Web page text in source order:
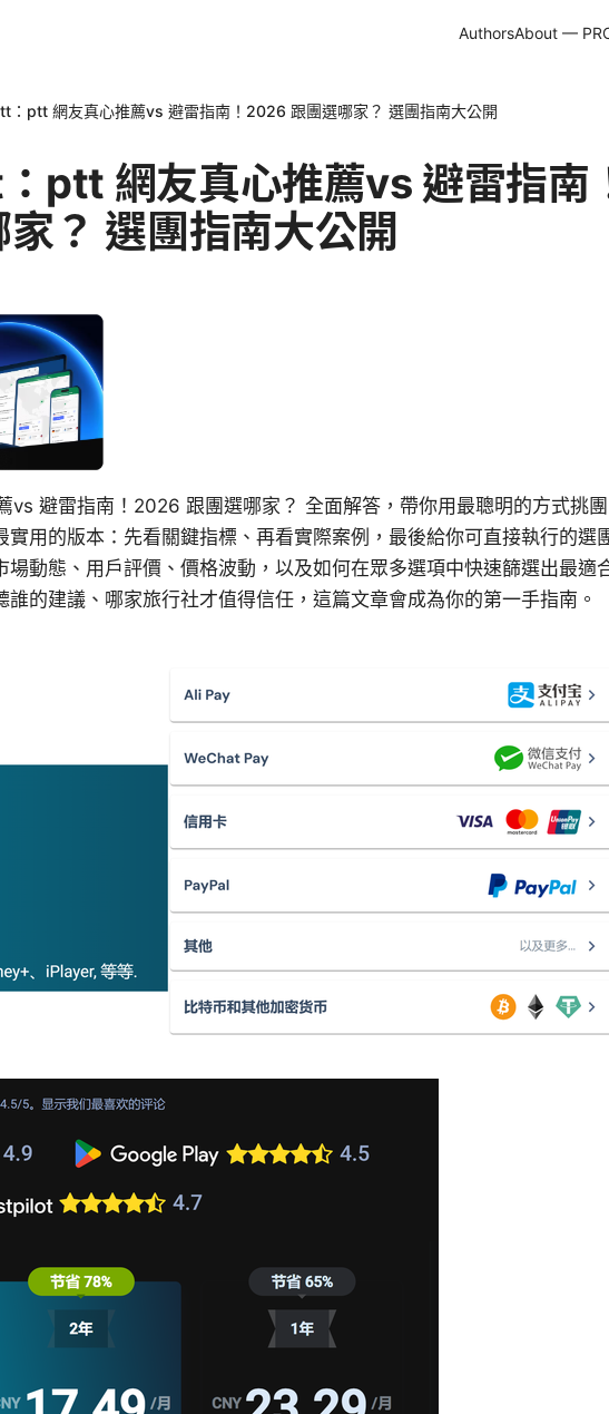
AuthorsAbout —
：ptt 網友真心推薦vs 避雷指南！2026 跟團選哪家？ 選團指南大公開
ptt 網友真心推薦vs 避雷指南
？ 選團指南大公開
避雷指南！2026 跟團選哪家？ 全面解答，帶你用最聰明的方式挑
實用的版本：先看關鍵指標、再看實際案例，最後給你可直接執行的選
場動態、用戶評價、價格波動，以及如何在眾多選項中快速篩選出最適
的建議、哪家旅行社才值得信任，這篇文章會成為你的第一手指南。